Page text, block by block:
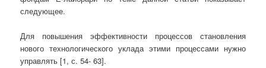
следующее.
Для повышения эффективности процессов становления
нового технологического уклада этими процессами нужно
управлять [1, с. 54- 63].